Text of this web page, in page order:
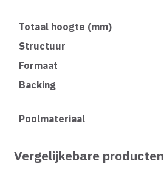
Totaal hoogte (mm)
Structuur
Formaat
Backing
Poolmateriaal
Vergelijkebare producten